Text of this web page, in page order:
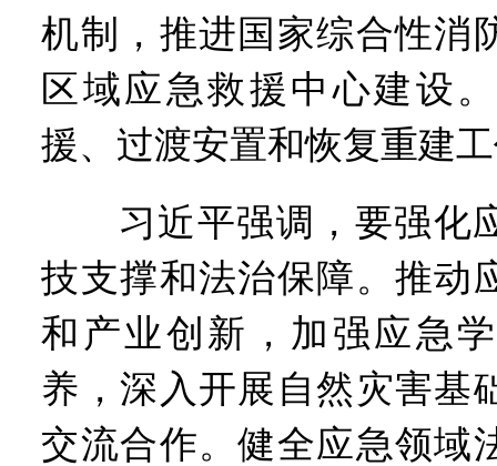
机制，推进国家综合性消
区域应急救援中心建设
援、过渡安置和恢复重建
习近平强调，要强化
技支撑和法治保障。推动
和产业创新，加强应急
养，深入开展自然灾害基
交流合作。健全应急领域